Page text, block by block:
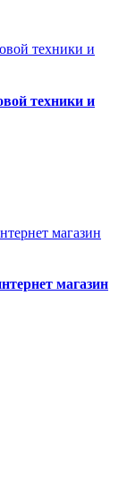
техники и
магазин